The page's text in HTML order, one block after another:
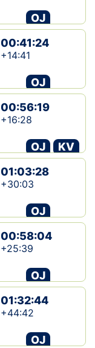
OJ
00:41:24
+14:41
OJ
00:56:19
+16:28
OJ
KV
01:03:28
+30:03
OJ
00:58:04
+25:39
OJ
01:32:44
+44:42
OJ